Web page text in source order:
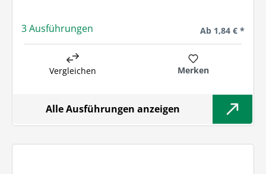
3 Ausführungen Regulärer Preis:
Ab 1,84 € *
Vergleichen Merken
Alle Ausführungen anzeigen